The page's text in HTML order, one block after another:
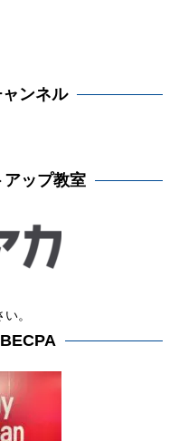
ンネル
ップ教室
。